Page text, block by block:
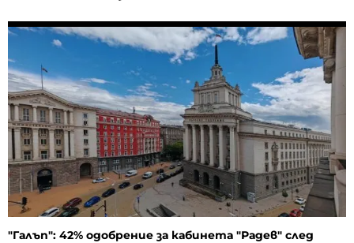
"Галъп": 42% одобрение за кабинета "Радев" след